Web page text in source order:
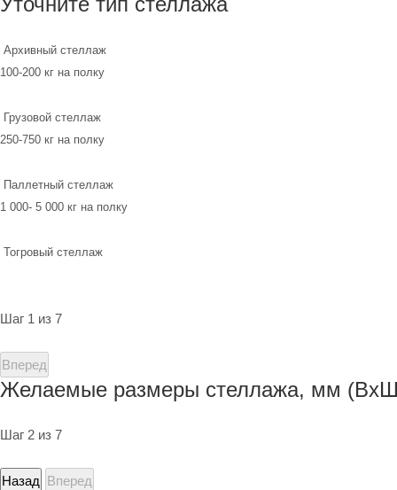
Архивный стеллаж
100-200 кг на полку
Грузовой стеллаж
250-750 кг на полку
Паллетный стеллаж
1 000- 5 000 кг на полку
Тогровый стеллаж
Шаг 1 из 7
Вперед
Желаемые размеры стеллажа, мм
Шаг 2 из 7
Назад Вперед